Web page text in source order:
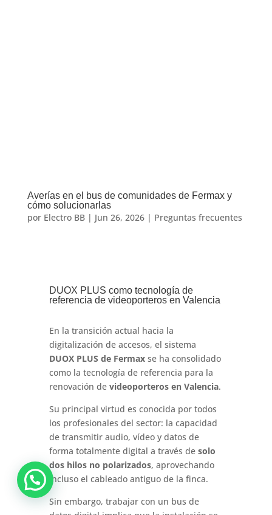
Averías en el bus de comunidades de Fermax y
cómo solucionarlas
por Electro BB| Jun 26, 2026| Preguntas frecuentes
DUOX PLUS como tecnología de
referencia de videoporteros en Valencia
En la transición actual hacia la
digitalización de accesos, el sistema
DUOX PLUS de Fermaxse ha consolidado
como la tecnología de referencia para la
renovación de videoporteros en Valencia.
Su principal virtud es conocida por todos
los profesionales del sector: la capacidad
de transmitir audio, vídeo y datos de
forma totalmente digital a través desolo
dos hilos no polarizados, aprovechando
incluso el cableado antiguo de la finca.
Sin embargo, trabajar con un bus de